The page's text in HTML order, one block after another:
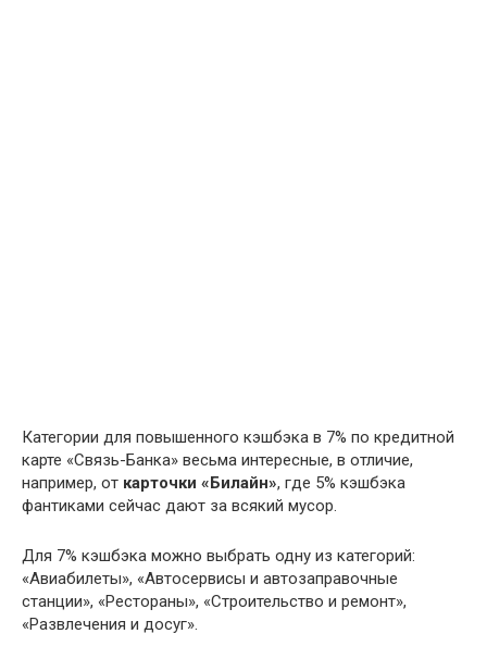
Категории для повышенного кэшбэка в 7% по кредитной
карте «Связь-Банка» весьма интересные, в отличие,
например, от карточки «Билайн», где 5% кэшбэка
фантиками сейчас дают за всякий мусор.
Для 7% кэшбэка можно выбрать одну из категорий:
«Авиабилеты», «Автосервисы и автозаправочные
станции», «Рестораны», «Строительство и ремонт»,
«Развлечения и досуг».